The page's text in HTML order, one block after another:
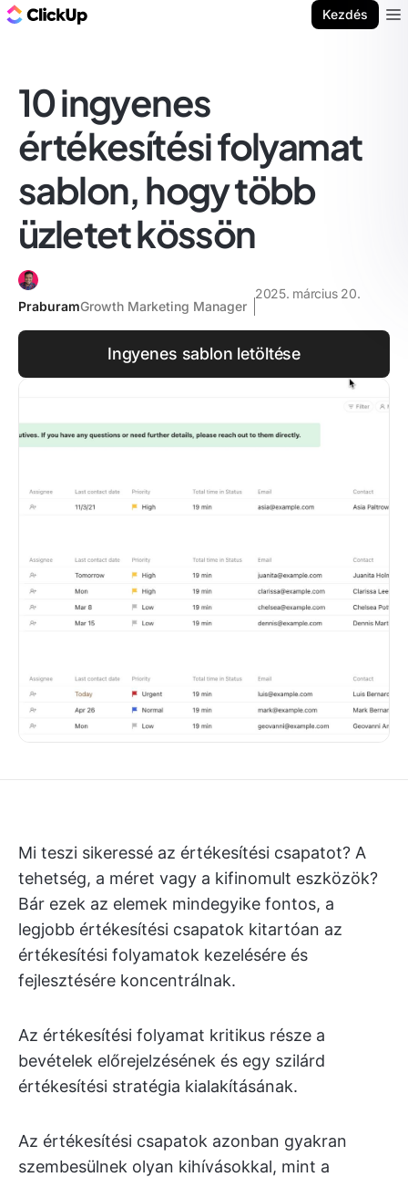
Kezdés
10 ingyenes
értékesítési folyamat
sablon, hogy több
üzletet kössön
PraburamGrowth Marketing Manager
2025. március 20.
Ingyenes sablon letöltése
Mi teszi sikeressé az értékesítési csapatot? A
tehetség, a méret vagy a kifinomult eszközök?
Bár ezek az elemek mindegyike fontos, a
legjobb értékesítési csapatok kitartóan az
értékesítési folyamatok kezelésére és
fejlesztésére koncentrálnak.
Az értékesítési folyamat kritikus része a
bevételek előrejelzésének és egy szilárd
értékesítési stratégia kialakításának.
Az értékesítési csapatok azonban gyakran
szembesülnek olyan kihívásokkal, mint a